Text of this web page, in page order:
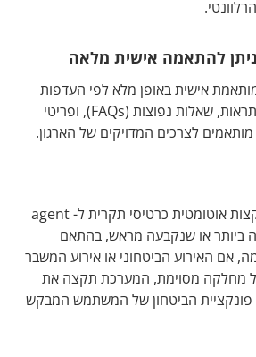
להתאמה אישית מלאה
אישית באופן מלא לפי העדפות
המשתמש: הדפסות, התראות, שאלות נפוצות (FAQs), ופריטי
מותאמים לצרכים המדויקים של הארגון.
IMS ו-CMS יכולים להקצות אוטומטית כרטיסי תקרית ל- agent
ביותר או שנקבעה מראש, בהתאם
אם האירוע הביטחוני או אירוע המשבר
מחלקה מסוימת, המערכת תקצה את
פונקציית הביטחון של המשתמש המבקש